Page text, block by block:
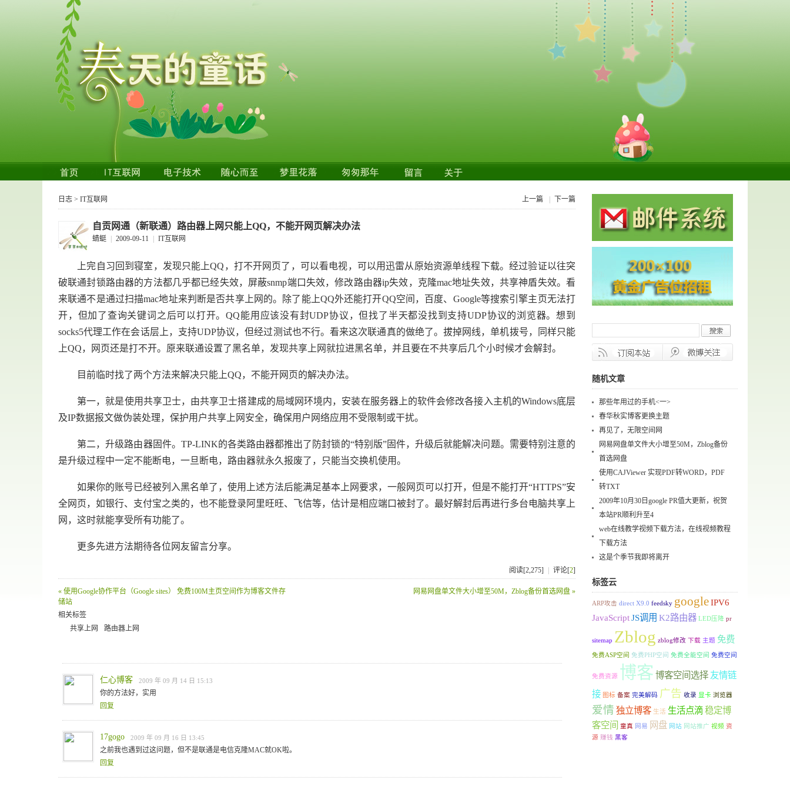
日志 > IT互联网 上一篇 下一篇
自贡网通（新联通）路由器上网只能上QQ，不能开网页解决办法
蜻蜓 2009-09-11 IT互联网
上完自习回到寝室，发现只能上QQ，打不开网页了，可以看电视，可以用迅雷从原始资源单线程下载。经过验证以往突
破联通封锁路由器的方法都几乎都已经失效，屏蔽snmp端口失效，修改路由器ip失效，克隆mac地址失效，共享神盾失效。看
来联通不是通过扫描mac地址来判断是否共享上网的。除了能上QQ外还能打开QQ空间，百度、Google等搜索引擎主页无法打
开，但加了查询关键词之后可以打开。QQ能用应该没有封UDP协议，但找了半天都没找到支持UDP协议的浏览器。想到
socks5代理工作在会话层上，支持UDP协议，但经过测试也不行。看来这次联通真的做绝了。拔掉网线，单机拨号，同样只能
上QQ，网页还是打不开。原来联通设置了黑名单，发现共享上网就拉进黑名单，并且要在不共享后几个小时候才会解封。
目前临时找了两个方法来解决只能上QQ，不能开网页的解决办法。
第一，就是使用共享卫士，由共享卫士搭建成的局域网环境内，安装在服务器上的软件会修改各接入主机的Windows底层
及IP数据报文做伪装处理，保护用户共享上网安全，确保用户网络应用不受限制或干扰。
第二，升级路由器固件。TP-LINK的各类路由器都推出了防封锁的“特别版”固件，升级后就能解决问题。需要特别注意的
是升级过程中一定不能断电，一旦断电，路由器就永久报废了，只能当交换机使用。
如果你的账号已经被列入黑名单了，使用上述方法后能满足基本上网要求，一般网页可以打开，但是不能打开“HTTPS”安
全网页，如银行、支付宝之类的，也不能登录阿里旺旺、飞信等，估计是相应端口被封了。最好解封后再进行多台电脑共享上
网，这时就能享受所有功能了。
更多先进方法期待各位网友留言分享。
阅读[2,275] 评论[2]
« 使用Google协作平台（Google sites） 免费100M主页空间作为博客文件存
储站
网易网盘单文件大小增至50M，Zblog备份首选网盘 »
相关标签
共享上网
路由器上网
仁心博客 2009 年 09 月 14 日 15:13
你的方法好，实用
回复
17gogo 2009 年 09 月 16 日 13:45
之前我也遇到过这问题，但不是联通是电信克隆MAC就OK啦。
回复
随机文章
那些年用过的手机<一>
春华秋实博客更换主题
再见了，无限空间网
网易网盘单文件大小增至50M，Zblog备份
首选网盘
使用CAJViewer 实现PDF转WORD，PDF
转TXT
2009年10月30日google PR值大更新，祝贺
本站PR顺利升至4
web在线教学视频下载方法，在线视频教程
下载方法
这是个季节我即将离开
标签云
ARP攻击 direct X9.0 feedsky googleIPV6
JavaScriptJS调用 K2路由器 LED压降 pr
sitemap Zblog zblog修改 下载 主题 免费
免费ASP空间 免费PHP空间 免费全能空间 免费空间
免费资源 博客 博客空间选择 友情链
接 图标 备案 完美解码 广告 收录 显卡 浏览器
爱情 独立博客 生活 生活点滴稳定博
客空间
童真 网易 网盘 网站 网站推广 视频 资
源 赚钱 黑客